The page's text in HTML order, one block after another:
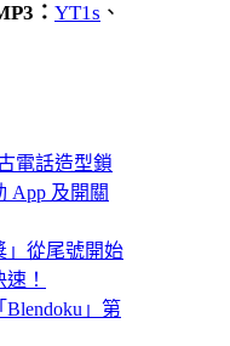
： YT1s 、
電話造型鎖
App 及開關
」從尾號開始
！
」第